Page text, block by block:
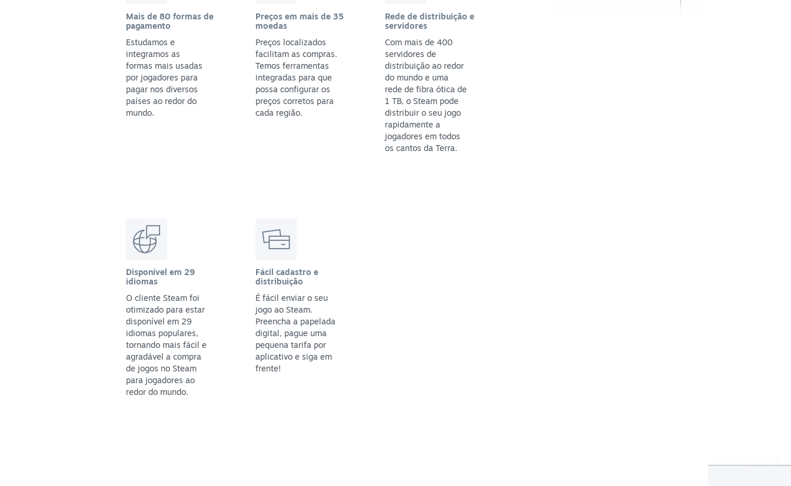
Mais de 80 formas de
pagamento
Estudamos e
integramos as
formas mais usadas
por jogadores para
pagar nos diversos
países ao redor do
mundo.
Preços em mais de 35
moedas
Preços localizados
facilitam as compras.
Temos ferramentas
integradas para que
possa configurar os
preços corretos para
cada região.
Rede de distribuição e
servidores
Com mais de 400
servidores de
distribuição ao redor
do mundo e uma
rede de fibra ótica de
1 TB, o Steam pode
distribuir o seu jogo
rapidamente a
jogadores em todos
os cantos da Terra.
Disponível em 29
idiomas
O cliente Steam foi
otimizado para estar
disponível em 29
idiomas populares,
tornando mais fácil e
agradável a compra
de jogos no Steam
para jogadores ao
redor do mundo.
Fácil cadastro e
distribuição
É fácil enviar o seu
jogo ao Steam.
Preencha a papelada
digital, pague uma
pequena tarifa por
aplicativo e siga em
frente!